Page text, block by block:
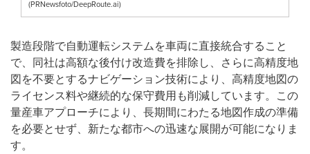
(PRNewsfoto/DeepRoute.ai)
製造段階で自動運転システムを車両に直接統合すること
で、同社は高額な後付け改造費を排除し、さらに高精度地
図を不要とするナビゲーション技術により、高精度地図の
ライセンス料や継続的な保守費用も削減しています。この
量産車アプローチにより、長期間にわたる地図作成の準備
を必要とせず、新たな都市への迅速な展開が可能になりま
す。